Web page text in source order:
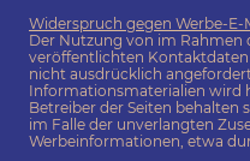
Widerspruch gegen Werbe-E-
Der Nutzung von im Rahmen
veröffentlichten
nicht ausdrücklich
Informationsmaterialien wird
Betreiber der Seiten behalten
im Falle der unverlangten
Werbeinformationen, etwa